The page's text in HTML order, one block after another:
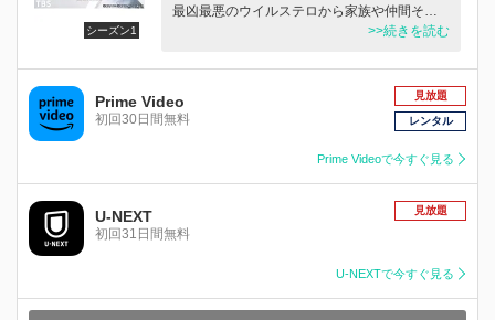
シーズン1
最凶最悪のウイルステロから家族や仲間そ…
>>続きを読む
Prime Video
初回30日間無料
見放題
レンタル
Prime Videoで今すぐ見る
U-NEXT
初回31日間無料
見放題
U-NEXTで今すぐ見る